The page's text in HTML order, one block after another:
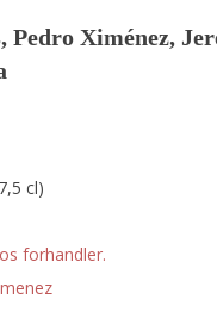
Pedro Ximénez,
cl)
forhandler.